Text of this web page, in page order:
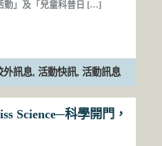
動」及「兒童科普日 […]
外訊息, 活動快訊, 活動訊息
Science─科學開門，